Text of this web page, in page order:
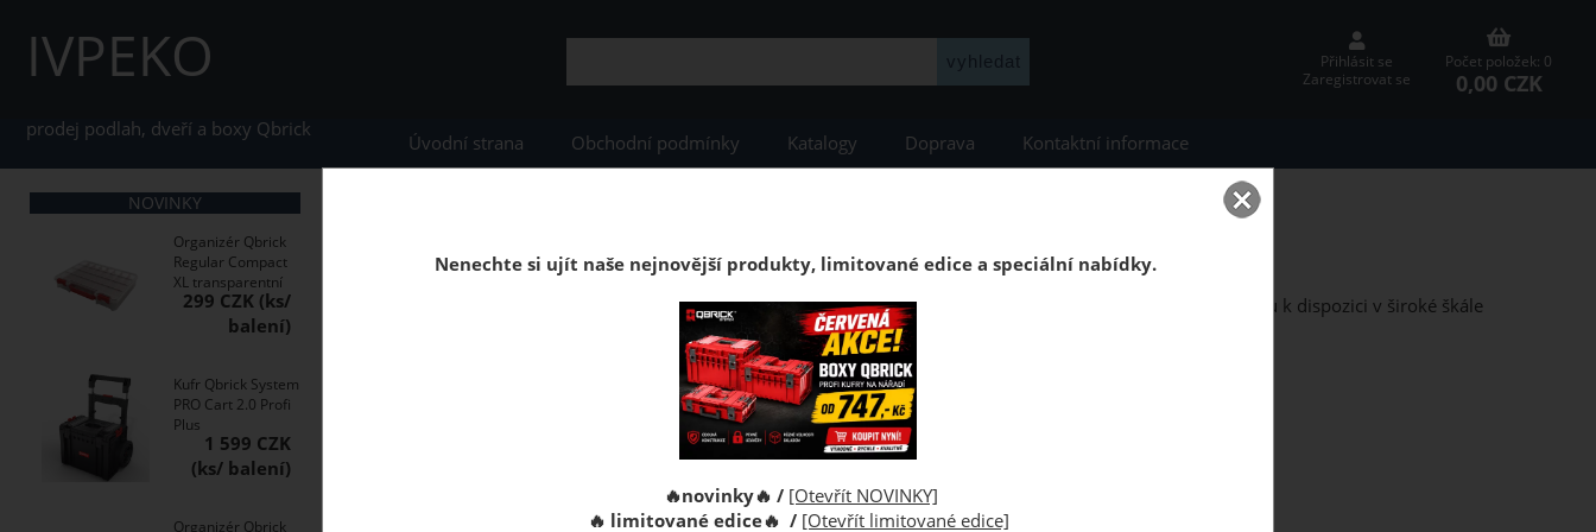
Přihlásit se
Zaregistrovat se
Počet položek: 0
0,00 CZK
IVPEKO
prodej podlah, dveří a boxy Qbrick
Úvodní strana Obchodní podmínky Katalogy Doprava Kontaktní informace
Korkové obklady Wicanders Dekwall
Obklady z korku jsou přirozeně dekorativní a moderní alternativou k tradičním obkladům.
jsou k dispozici v široké škále
různých stylů, kombinující design jedinečných textur s komfortem korku.
NOVINKY
Organizér Qbrick
Regular Compact
XL transparentní
299 CZK
Kufr Qbrick System
PRO Cart 2.0 Profi
Plus
1 599 CZK
Organizér Qbrick
Nenechte si ujít naše nejnovější produkty, limitované edice a speciální nabídky.
🔥novinky🔥 / [Otevřít NOVINKY]
🔥 limitované edice🔥 / [Otevřít limitované edice]